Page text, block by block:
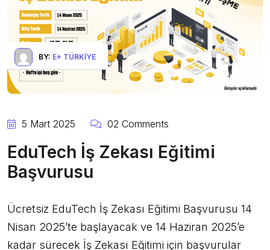
BY: E+ TÜRKIYE
5 Mart 2025 02 Comments
EduTech İş Zekası Eğitimi
Başvurusu
Ücretsiz EduTech İş Zekası Eğitimi Başvurusu 14
Nisan 2025’te başlayacak ve 14 Haziran 2025’e
kadar sürecek İş Zekası Eğitimi için başvurular